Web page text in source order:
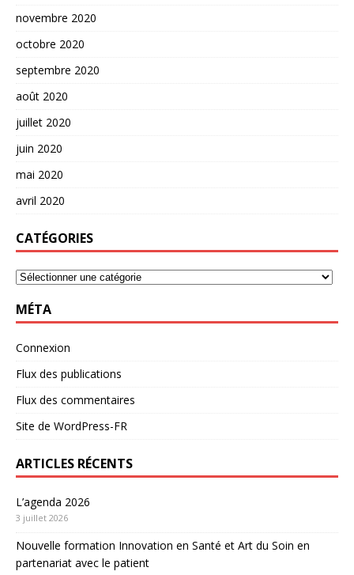
novembre 2020
octobre 2020
septembre 2020
août 2020
juillet 2020
juin 2020
mai 2020
avril 2020
CATÉGORIES
MÉTA
Connexion
Flux des publications
Flux des commentaires
Site de WordPress-FR
ARTICLES RÉCENTS
L’agenda 2026
3 juillet 2026
Nouvelle formation Innovation en Santé et Art du Soin en
partenariat avec le patient